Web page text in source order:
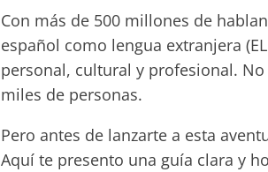
Con más de 500 millones de
español como lengua extranjera
personal, cultural y profesional.
miles de personas.
Pero antes de lanzarte a esta
Aquí te presento una guía clara y